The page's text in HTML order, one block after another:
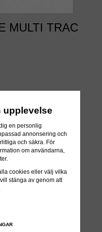
MULTI TRAC
upplevelse
en personlig
annonsering och
och säkra. För
om användarna,
cookies eller välj vilka
stänga av genom att